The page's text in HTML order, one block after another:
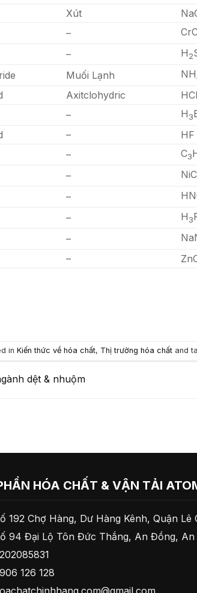
Xút
–
– H2
Muối Lạnh NH
Axitclohydric
– H3
– HF
– C3
–
–
– H3
–
–
in Kiến thức về hóa chất, Thị trường hóa chất and
dệt & nhuộm
HÓA CHẤT & VẬN TẢI
192 Chợ Hàng, Dư Hàng Kênh, Quận Lê
94 Đại Lộ Tôn Đức Thắng, An Đồng, An
126 128